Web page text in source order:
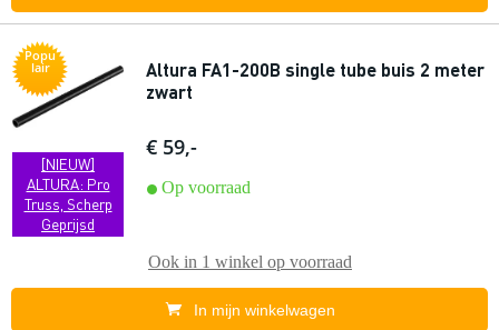
Popu
lair
[NIEUW]
ALTURA: Pro
Truss, Scherp
Geprijsd
Altura FA1-200B single tube buis 2 meter
zwart
€ 59,-
Op voorraad
Ook in 1 winkel op voorraad
In mijn winkelwagen